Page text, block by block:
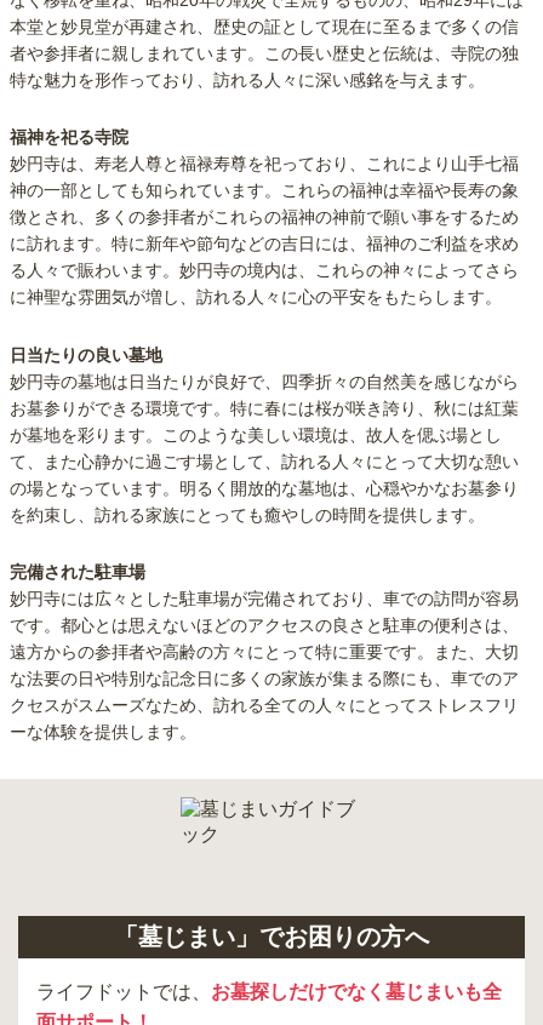
本堂と妙見堂が再建され、歴史の証として現在に至るまで多くの信
者や参拝者に親しまれています。この長い歴史と伝統は、寺院の独
特な魅力を形作っており、訪れる人々に深い感銘を与えます。
福神を祀る寺院
妙円寺は、寿老人尊と福禄寿尊を祀っており、これにより山手七福
神の一部としても知られています。これらの福神は幸福や長寿の象
徴とされ、多くの参拝者がこれらの福神の神前で願い事をするため
に訪れます。特に新年や節句などの吉日には、福神のご利益を求め
る人々で賑わいます。妙円寺の境内は、これらの神々によってさら
に神聖な雰囲気が増し、訪れる人々に心の平安をもたらします。
日当たりの良い墓地
妙円寺の墓地は日当たりが良好で、四季折々の自然美を感じながら
お墓参りができる環境です。特に春には桜が咲き誇り、秋には紅葉
が墓地を彩ります。このような美しい環境は、故人を偲ぶ場とし
て、また心静かに過ごす場として、訪れる人々にとって大切な憩い
の場となっています。明るく開放的な墓地は、心穏やかなお墓参り
を約束し、訪れる家族にとっても癒やしの時間を提供します。
完備された駐車場
妙円寺には広々とした駐車場が完備されており、車での訪問が容易
です。都心とは思えないほどのアクセスの良さと駐車の便利さは、
遠方からの参拝者や高齢の方々にとって特に重要です。また、大切
な法要の日や特別な記念日に多くの家族が集まる際にも、車でのア
クセスがスムーズなため、訪れる全ての人々にとってストレスフリ
ーな体験を提供します。
「墓じまい」でお困りの方へ
ライフドットでは、 お墓探しだけでなく墓じまいも全